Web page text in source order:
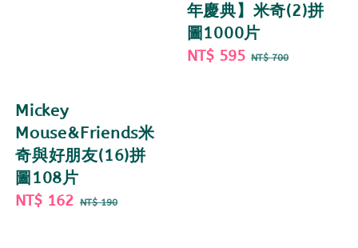
Mickey
Mouse&Friends米
奇與好朋友(16)拼
圖108片
Sale
NT$ 162 Regular
NT$ 190
年慶典】米奇(2)拼
圖1000片
Sale
NT$ 595 Regular
NT$ 700